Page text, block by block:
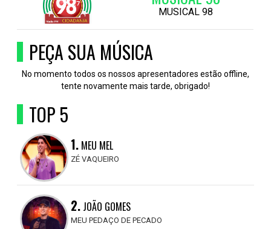
MUSICAL 98
PEÇA SUA MÚSICA
No momento todos os nossos apresentadores estão offline,
tente novamente mais tarde, obrigado!
TOP 5
1. MEU MEL
ZÉ VAQUEIRO
2. JOÃO GOMES
MEU PEDAÇO DE PECADO